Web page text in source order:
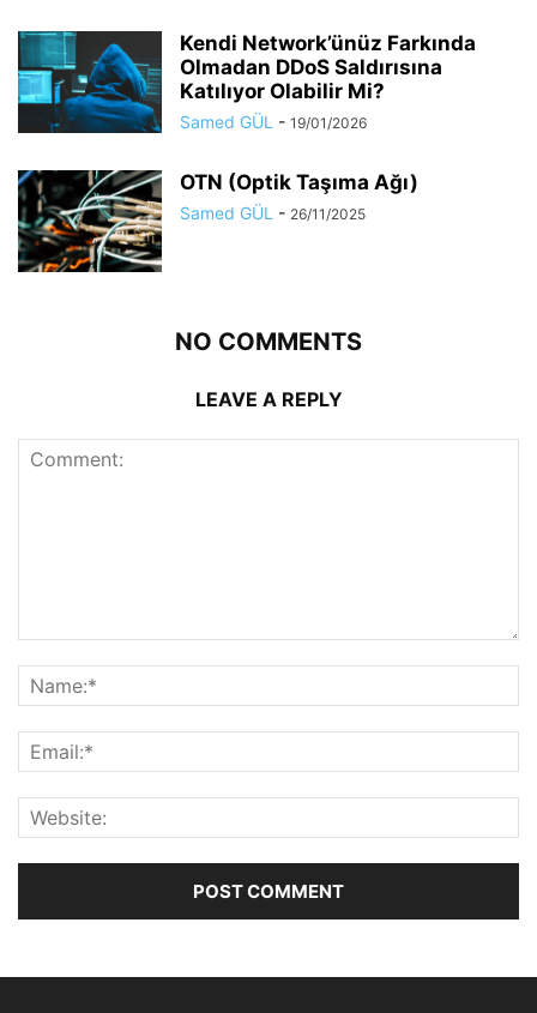
Kendi Network’ünüz Farkında
Olmadan DDoS Saldırısına
Katılıyor Olabilir Mi?
Samed GÜL - 19/01/2026
OTN (Optik Taşıma Ağı)
Samed GÜL - 26/11/2025
NO COMMENTS
LEAVE A REPLY